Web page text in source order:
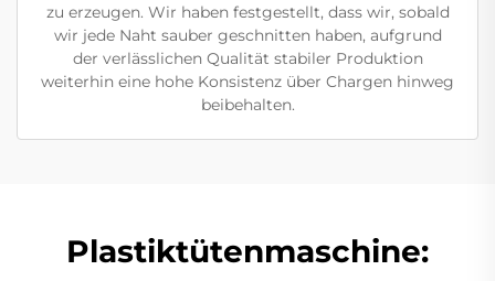
zu erzeugen. Wir haben festgestellt, dass wir, sobald
wir jede Naht sauber geschnitten haben, aufgrund
der verlässlichen Qualität stabiler Produktion
weiterhin eine hohe Konsistenz über Chargen hinweg
beibehalten.
Plastiktütenmaschine: